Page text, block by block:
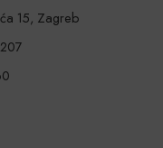
15, Zagreb